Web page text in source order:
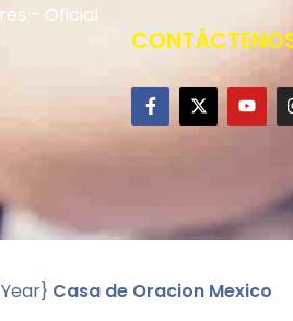
- Oficial
Casa de Oracion Mexico